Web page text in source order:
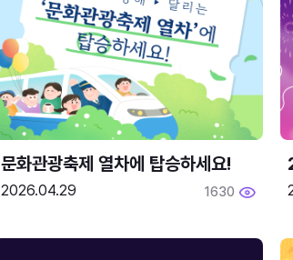
문화관광축제 열차에 탑승하세요!
2026.04.29 1630